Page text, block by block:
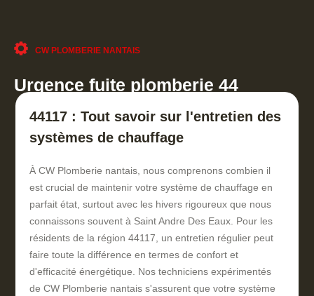
CW PLOMBERIE NANTAIS
Urgence fuite plomberie 44
44117 : Tout savoir sur l'entretien des
systèmes de chauffage
À CW Plomberie nantais, nous comprenons combien il
est crucial de maintenir votre système de chauffage en
parfait état, surtout avec les hivers rigoureux que nous
connaissons souvent à Saint Andre Des Eaux. Pour les
résidents de la région 44117, un entretien régulier peut
faire toute la différence en termes de confort et
d'efficacité énergétique. Nos techniciens expérimentés
de CW Plomberie nantais s'assurent que votre système